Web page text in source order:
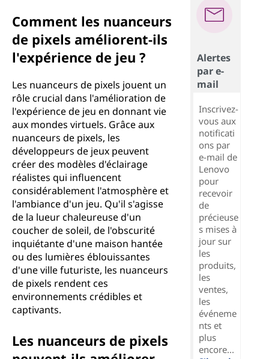
Comment les nuanceurs
de pixels améliorent-ils
l'expérience de jeu ?
Les nuanceurs de pixels jouent un
rôle crucial dans l'amélioration de
l'expérience de jeu en donnant vie
aux mondes virtuels. Grâce aux
nuanceurs de pixels, les
développeurs de jeux peuvent
créer des modèles d'éclairage
réalistes qui influencent
considérablement l'atmosphère et
l'ambiance d'un jeu. Qu'il s'agisse
de la lueur chaleureuse d'un
coucher de soleil, de l'obscurité
inquiétante d'une maison hantée
ou des lumières éblouissantes
d'une ville futuriste, les nuanceurs
de pixels rendent ces
environnements crédibles et
captivants.
Les nuanceurs de pixels
Alertes
par e-
mail
Inscrivez-
vous aux
notificati
ons par
e-mail de
Lenovo
pour
recevoir
de
précieuse
s mises à
jour sur
les
produits,
les
ventes,
les
événeme
nts et
plus
encore...